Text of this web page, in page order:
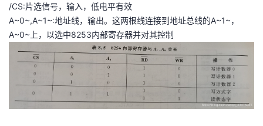
/CS:片选信号，输入，低电平有效
A~0~,A~1~:地址线，输出。这两根线连接到地址总线的A~1~，
A~0~上，以选中8253内部寄存器并对其控制